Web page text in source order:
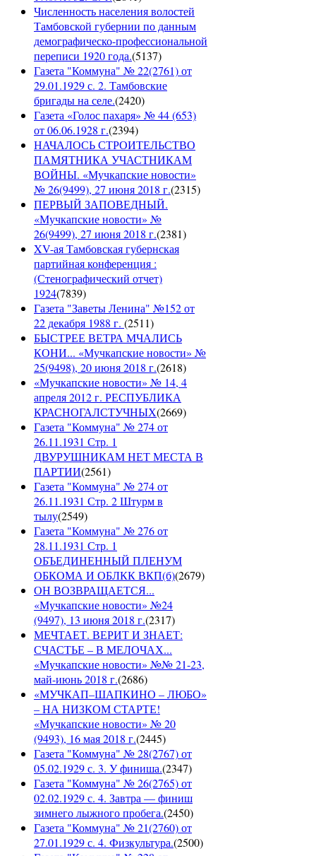
Численность населения волостей
Тамбовской губернии по данным
демографическо-профессиональной
переписи 1920 года.(5137)
Газета "Коммуна" № 22(2761) от
29.01.1929 с. 2. Тамбовские
бригады на селе.(2420)
Газета «Голос пахаря» № 44 (653)
от 06.06.1928 г.(2394)
НАЧАЛОСЬ СТРОИТЕЛЬСТВО
ПАМЯТНИКА УЧАСТНИКАМ
ВОЙНЫ. «Мучкапские новости»
№ 26(9499), 27 июня 2018 г.(2315)
ПЕРВЫЙ ЗАПОВЕДНЫЙ.
«Мучкапские новости» №
26(9499), 27 июня 2018 г.(2381)
XV-ая Тамбовская губернская
партийная конференция :
(Стенографический отчет)
1924(7839)
Газета "Заветы Ленина" №152 от
22 декабря 1988 г. (2511)
БЫСТРЕЕ ВЕТРА МЧАЛИСЬ
КОНИ... «Мучкапские новости» №
25(9498), 20 июня 2018 г.(2618)
«Мучкапские новости» № 14, 4
апреля 2012 г. РЕСПУБЛИКА
КРАСНОГАЛСТУЧНЫХ(2669)
Газета "Коммуна" № 274 от
26.11.1931 Стр. 1
ДВУРУШНИКАМ НЕТ МЕСТА В
ПАРТИИ(2561)
Газета "Коммуна" № 274 от
26.11.1931 Стр. 2 Штурм в
тылу(2549)
Газета "Коммуна" № 276 от
28.11.1931 Стр. 1
ОБЪЕДИНЕННЫЙ ПЛЕНУМ
ОБКОМА И ОБЛКК ВКП(б)(2679)
ОН ВОЗВРАЩАЕТСЯ...
«Мучкапские новости» №24
(9497), 13 июня 2018 г.(2317)
МЕЧТАЕТ. ВЕРИТ И ЗНАЕТ:
СЧАСТЬЕ – В МЕЛОЧАХ...
«Мучкапские новости» №№ 21-23,
май-июнь 2018 г.(2686)
«МУЧКАП–ШАПКИНО – ЛЮБО»
– НА НИЗКОМ СТАРТЕ!
«Мучкапские новости» № 20
(9493), 16 мая 2018 г.(2445)
Газета "Коммуна" № 28(2767) от
05.02.1929 с. 3. У финиша.(2347)
Газета "Коммуна" № 26(2765) от
02.02.1929 с. 4. Завтра — финиш
зимнего лыжного пробега.(2450)
Газета "Коммуна" № 21(2760) от
27.01.1929 с. 4. Физкультура.(2500)